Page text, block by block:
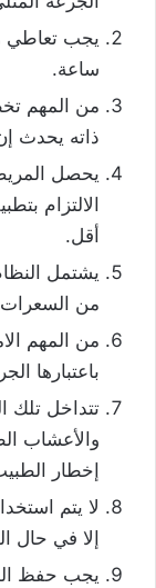
يجب تعاطي
ساعة.
من المهم
ذاته يحدث
يحصل
الالتزام
أقل.
من السعرات
باعتبارها
تتداخل تلك
والأعشاب
إخطار
إلا في
يجب حفظ